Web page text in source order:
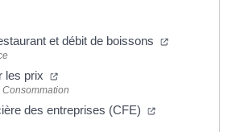
et débit de boissons
les prix
des entreprises (CFE)